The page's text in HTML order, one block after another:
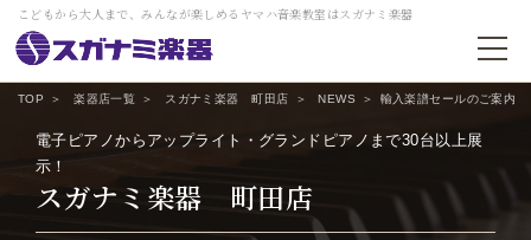
こどもから大人まで、みんなが楽しめるヤマハ音楽教室はスガナミ楽器
TOP 楽器店一覧 スガナミ楽器 町田店 NEWS 輸入楽譜セールのご案内
電子ピアノからアップライト・グランドピアノまで30台以上展
示！
スガナミ楽器 町田店